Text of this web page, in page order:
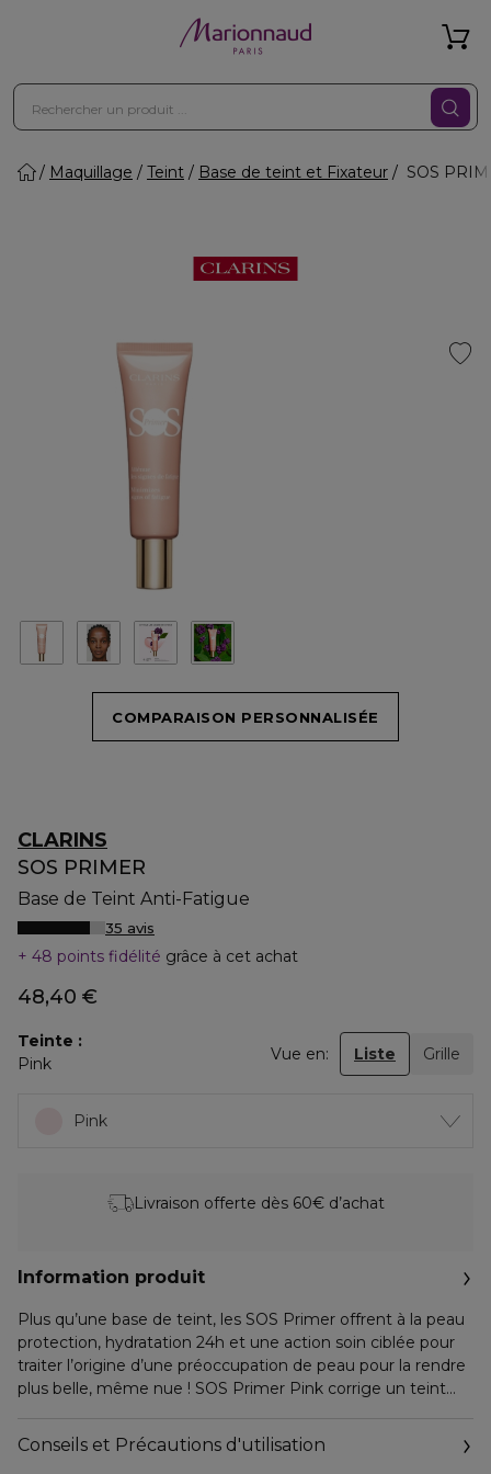
Maquillage Teint Base de teint et Fixateur SOS
COMPARAISON PERSONNALISÉE
CLARINS
SOS PRIMER
Base de Teint Anti-Fatigue
35 avis
48 points fidélité grâce à cet achat
48,40 €
Teinte
Pink
Vue en: Liste Grille
Pink
Livraison offerte dès 60€ d’achat
Information produit
Plus qu’une base de teint, les SOS Primer offrent à la peau
protection, hydratation 24h et une action soin ciblée pour
traiter l’origine d’une préoccupation de peau pour la rendre
plus belle, même nue ! SOS Primer Pink corrige un teint
éclatant. Elle facilite l’application du maquillage et en assure
une meilleure tenue, tout en prenant soin de votre peau.
Conseils et Précautions d'utilisation